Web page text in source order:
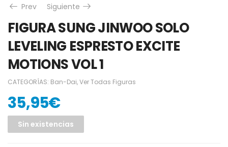
Prev
Siguiente
FIGURA SUNG JINWOO SOLO
LEVELING ESPRESTO EXCITE
MOTIONS VOL 1
CATEGORÍAS: Ban-Dai,Ver Todas Figuras
35,95€
Sin existencias